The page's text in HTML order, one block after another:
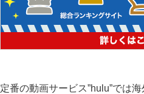
定番の動画サービス”hulu”では